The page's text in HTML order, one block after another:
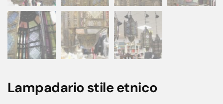
Lampadario stile etnico